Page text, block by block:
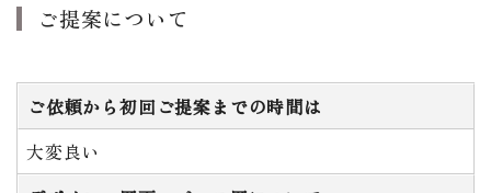
ご提案について
ご依頼から初回ご提案までの時間は
大変良い